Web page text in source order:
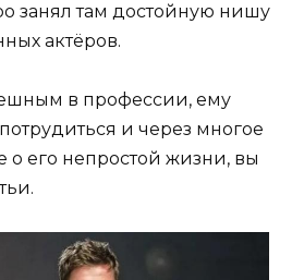
занял там достойную нишу
актёров.
в профессии, ему
и через многое
о его непростой жизни, вы